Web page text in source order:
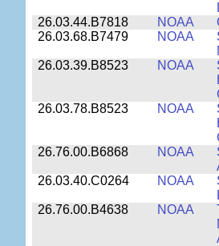
26.03.44.B7818
NOAA
26.03.68.B7479
NOAA
26.03.39.B8523
NOAA
26.03.78.B8523
NOAA
26.76.00.B6868
NOAA
26.03.40.C0264
NOAA
26.76.00.B4638
NOAA